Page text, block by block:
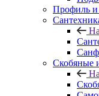
Профиль
Скобяные